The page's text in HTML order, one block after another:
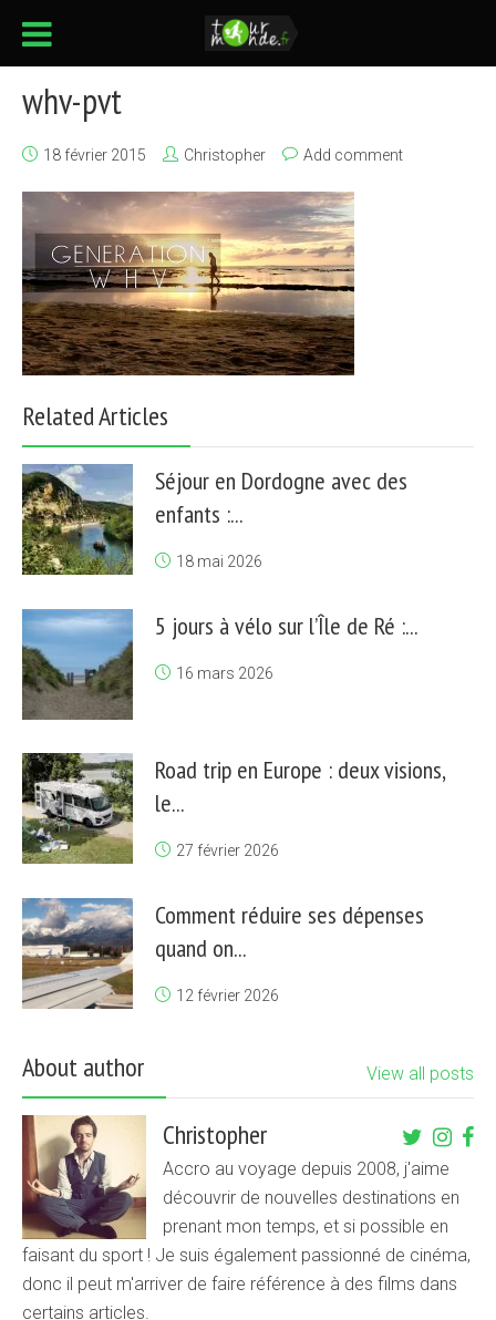
whv-pvt
18 février 2015 Christopher Add comment
Related Articles
Séjour en Dordogne avec des
enfants :...
18 mai 2026
5 jours à vélo sur l’Île de Ré :...
16 mars 2026
Road trip en Europe : deux visions,
le...
27 février 2026
Comment réduire ses dépenses
quand on...
12 février 2026
About author View all posts
Christopher
Accro au voyage depuis 2008, j'aime
découvrir de nouvelles destinations en
prenant mon temps, et si possible en
faisant du sport ! Je suis également passionné de cinéma,
donc il peut m'arriver de faire référence à des films dans
certains articles.